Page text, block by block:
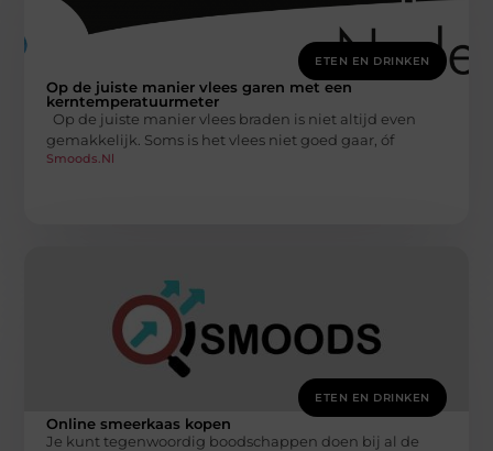
ETEN EN DRINKEN
Op de juiste manier vlees garen met een
kerntemperatuurmeter
Op de juiste manier vlees braden is niet altijd even
gemakkelijk. Soms is het vlees niet goed gaar, óf
Smoods.nl
ETEN EN DRINKEN
Online smeerkaas kopen
Je kunt tegenwoordig boodschappen doen bij al de